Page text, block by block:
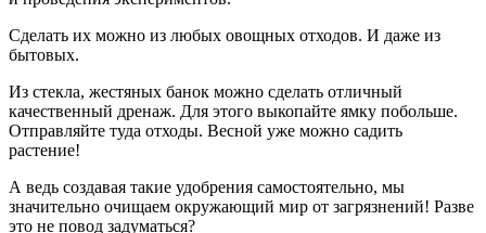
Сделать их можно из любых овощных отходов. И даже из
бытовых.
Из стекла, жестяных банок можно сделать отличный
качественный дренаж. Для этого выкопайте ямку побольше.
Отправляйте туда отходы. Весной уже можно садить
растение!
А ведь создавая такие удобрения самостоятельно, мы
значительно очищаем окружающий мир от загрязнений! Разве
это не повод задуматься?